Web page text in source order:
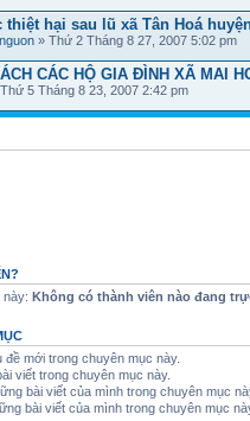
hại sau lũ xã Tân Hoá
» Thứ 2 Tháng 8 27, 2007 5:02 pm
CÁC HỘ GIA ĐÌNH XÃ MAI
5 Tháng 8 23, 2007 2:42 pm
này: Không có thành viên nào đang
đề mới trong chuyên mục này.
viết trong chuyên mục này.
bài viết của mình trong chuyên mục
bài viết của mình trong chuyên mục